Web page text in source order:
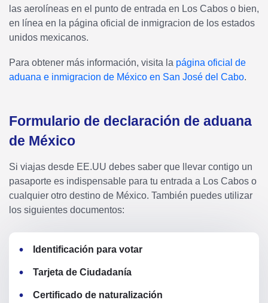
las aerolíneas en el punto de entrada en Los Cabos o bien,
en línea en la página oficial de inmigracion de los estados
unidos mexicanos.
Para obtener más información, visita la página oficial de
aduana e inmigracion de México en San José del Cabo.
Formulario de declaración de aduana
de México
Si viajas desde EE.UU debes saber que llevar contigo un
pasaporte es indispensable para tu entrada a Los Cabos o
cualquier otro destino de México. También puedes utilizar
los siguientes documentos:
Identificación para votar
Tarjeta de Ciudadanía
Certificado de naturalización